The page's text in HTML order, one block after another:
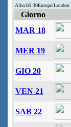
Alba:05:39Europe/
Giorno
MAR 18
MER 19
GIO 20
VEN 21
SAB 22